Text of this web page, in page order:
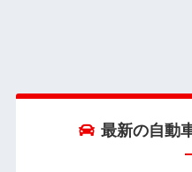
最新の自動